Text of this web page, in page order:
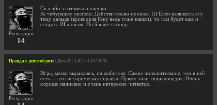
Репутация
14
Спасибо за отзывы и оценки.
За чебурашку респект. Действительно похоже. ))) Если развивать эту
тему дальше (крокодила Гену ведь тоже нашли), то там будет ещё и
старуха Шапокляк. Но ближе к концу.
Правда о девятой роте | Дата 2011-05-24 14:30:35
Репутация
Игра, мягко выражаясь, на любителя. Самое положительное, что в ней
есть — это историческая справка. Прямо-таки энциклопедия. Очень
хорошо написано и очень интересно читается.